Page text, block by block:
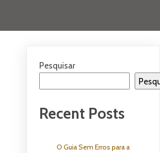
Pesquisar
Recent Posts
O Guia Sem Erros para a